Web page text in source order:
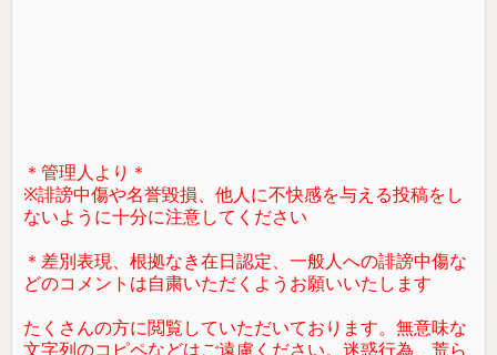
＊管理人より＊
※誹謗中傷や名誉毀損、他人に不快感を与える投稿をし
ないように十分に注意してください
＊差別表現、根拠なき在日認定、一般人への誹謗中傷な
どのコメントは自粛いただくようお願いいたします
たくさんの方に閲覧していただいております。無意味な
文字列のコピペなどはご遠慮ください。迷惑行為、荒ら